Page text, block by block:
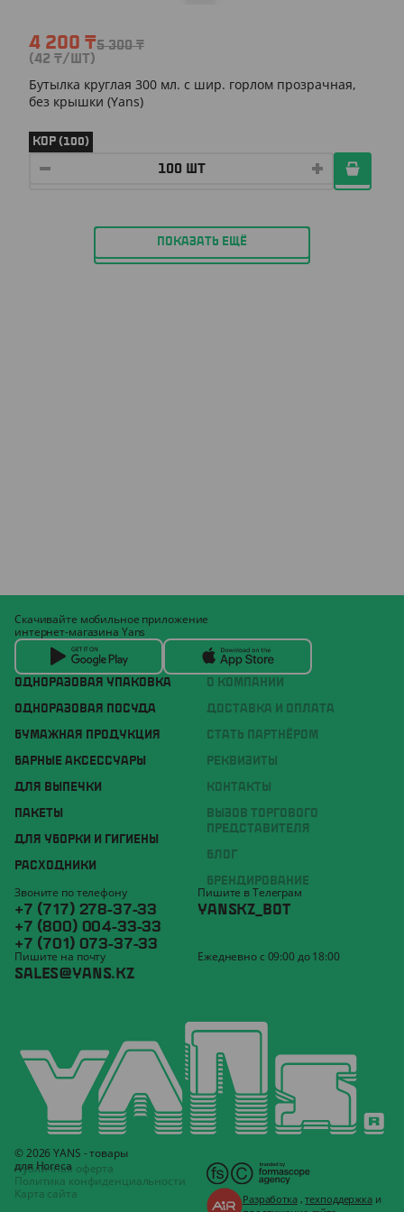
4 200 ₸5 300₸
(42 ₸/ШТ)
Бутылка круглая 300 мл. с шир. горлом прозрачная,
без крышки (Yans)
КОР (100)
ПОКАЗАТЬ ЕЩЁ
ОДНОРАЗОВАЯ УПАКОВКА
ОДНОРАЗОВАЯ ПОСУДА
БУМАЖНАЯ ПРОДУКЦИЯ
БАРНЫЕ АКСЕССУАРЫ
ДЛЯ ВЫПЕЧКИ
ПАКЕТЫ
ДЛЯ УБОРКИ И ГИГИЕНЫ
РАСХОДНИКИ
О КОМПАНИИ
ДОСТАВКА И ОПЛАТА
СТАТЬ ПАРТНЁРОМ
РЕКВИЗИТЫ
КОНТАКТЫ
ВЫЗОВ ТОРГОВОГО
ПРЕДСТАВИТЕЛЯ
БЛОГ
БРЕНДИРОВАНИЕ
Скачивайте мобильное приложение
интернет-магазина Yans
Звоните по телефону
+7 (717) 278-37-33
+7 (800) 004-33-33
+7 (701) 073-37-33
Пишите в Телеграм
YANSKZ_BOT
Пишите на почту
SALES@YANS.KZ
Ежедневно с 09:00 до 18:00
© 2026 YANS - товары
для Horeca
Публичная оферта
Политика конфиденциальности
Карта сайта
Разработка,техподдержка и